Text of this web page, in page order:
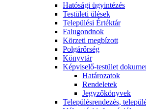
Hatósági ügyintézés
Testületi ülések
Települési Értéktár
Falugondnok
Körzeti megbízott
Polgárőrség
Könyvtár
Képviselő-testület
Határozatok
Rendeletek
Jegyzőkönyvek
Településrendezés,